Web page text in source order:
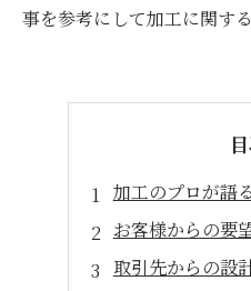
事を参考にして加工に関す
加工のプロが語る
お客様からの要
取引先からの設